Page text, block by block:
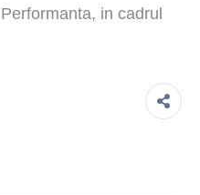
in cadrul